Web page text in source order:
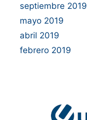
septiembre 2019
mayo 2019
abril 2019
febrero 2019